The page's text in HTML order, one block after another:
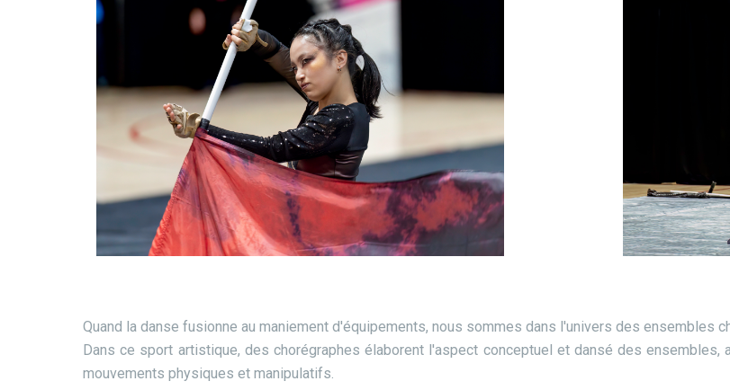
Quand la danse fusionne au maniement d'équipements, nous sommes dans l'univers des ensembles
Dans ce sport artistique, des chorégraphes élaborent l'aspect conceptuel et dansé des
mouvements physiques et manipulatifs.